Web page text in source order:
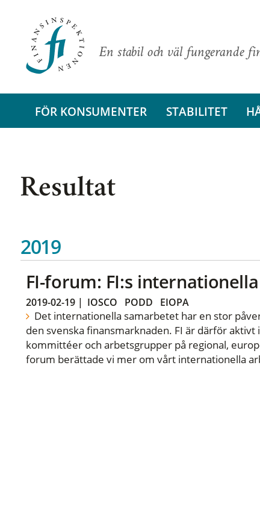
En stabil och väl fungerande
FÖR KONSUMENTER STABILITET
Resultat
2019
FI-forum: FI:s
2019-02-19| IOSCO PODD EIOPA
Det internationella samarbetet har en stor
den svenska finansmarknaden. FI är därför
kommittéer och arbetsgrupper på regional,
forum berättade vi mer om vårt internationella